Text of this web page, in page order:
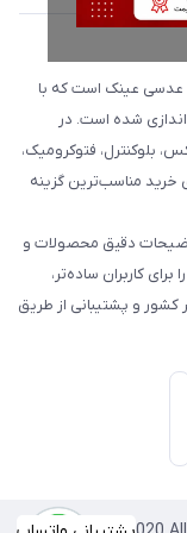
عدسی عینک است که با
شده است. در
بلوکنترل، فتوکرومیک،
خرید مناسب‌ترین گزینه
توضیحات دقیق محصولات و
کاربران ساده‌تر،
کشور و پشتیبانی از طریق